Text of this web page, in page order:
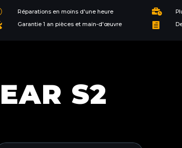
Réparations en moins d'une heure
Garantie 1 an pièces et main-d'œuvre


S2